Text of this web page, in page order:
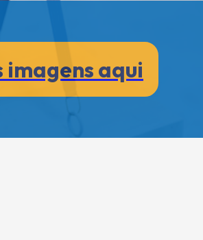
imagens aqui